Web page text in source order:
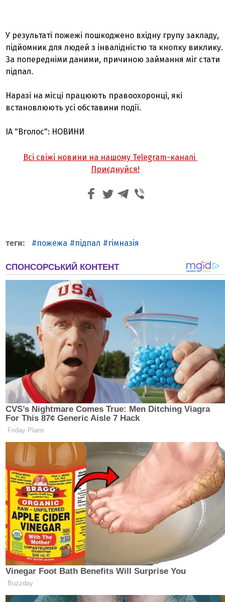
У результаті пожежі пошкоджено вхідну групу закладу,
підйомник для людей з інвалідністю та кнопку виклику.
За попередніми даними, причиною займання міг стати
підпал.
Наразі на місці працюють правоохоронці, які
встановлюють усі обставини події.
ІА "Вголос": НОВИНИ
Всі свіжі новини на нашому Telegram-каналі
Приєднуйся!
пожежа підпал гімназія